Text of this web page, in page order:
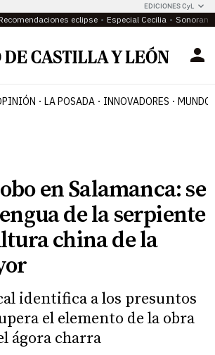
EDICIONES CyL
eclipse Especial Cecilia
LA POSADA INNOVADORES MUNDO
en Salamanca: se
de la serpiente
china de la
identifica a los presuntos
el elemento de la obra
ágora charra